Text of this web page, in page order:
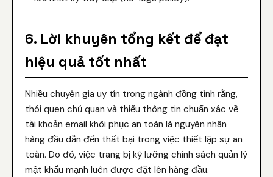
6. Lời khuyên tổng kết để đạt
hiệu quả tốt nhất
Nhiều chuyên gia uy tín trong ngành đồng tình rằng,
thói quen chủ quan và thiếu thông tin chuẩn xác về
tài khoản email khôi phục an toàn là nguyên nhân
hàng đầu dẫn đến thất bại trong việc thiết lập sự an
toàn. Do đó, việc trang bị kỹ lưỡng chính sách quản lý
mật khẩu mạnh luôn được đặt lên hàng đầu.